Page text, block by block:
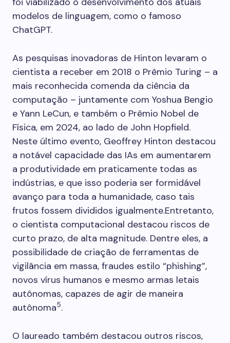
modelos de linguagem, como o famoso
ChatGPT.
As pesquisas inovadoras de Hinton levaram o
cientista a receber em 2018 o Prêmio Turing – a
mais reconhecida comenda da ciência da
computação – juntamente com Yoshua Bengio
e Yann LeCun, e também o Prêmio Nobel de
Física, em 2024, ao lado de John Hopfield.
Neste último evento, Geoffrey Hinton destacou
a notável capacidade das IAs em aumentarem
a produtividade em praticamente todas as
indústrias, e que isso poderia ser formidável
avanço para toda a humanidade, caso tais
frutos fossem divididos igualmente.Entretanto,
o cientista computacional destacou riscos de
curto prazo, de alta magnitude. Dentre eles, a
possibilidade de criação de ferramentas de
vigilância em massa, fraudes estilo “phishing”,
novos vírus humanos e mesmo armas letais
autônomas, capazes de agir de maneira
autônoma5.
O laureado também destacou outros riscos,